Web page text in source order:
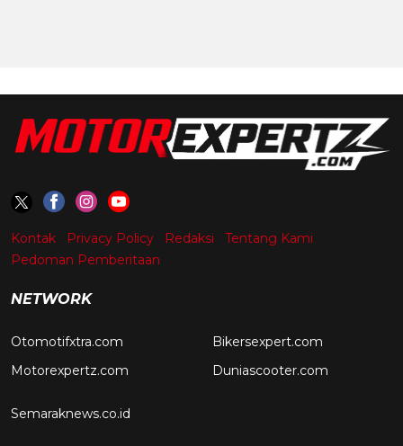
Kontak Privacy Policy Redaksi
Tentang Kami
Pedoman Pemberitaan
NETWORK
Otomotifxtra.com
Motorexpertz.com
Bikersexpert.com
Duniascooter.com
Semaraknews.co.id